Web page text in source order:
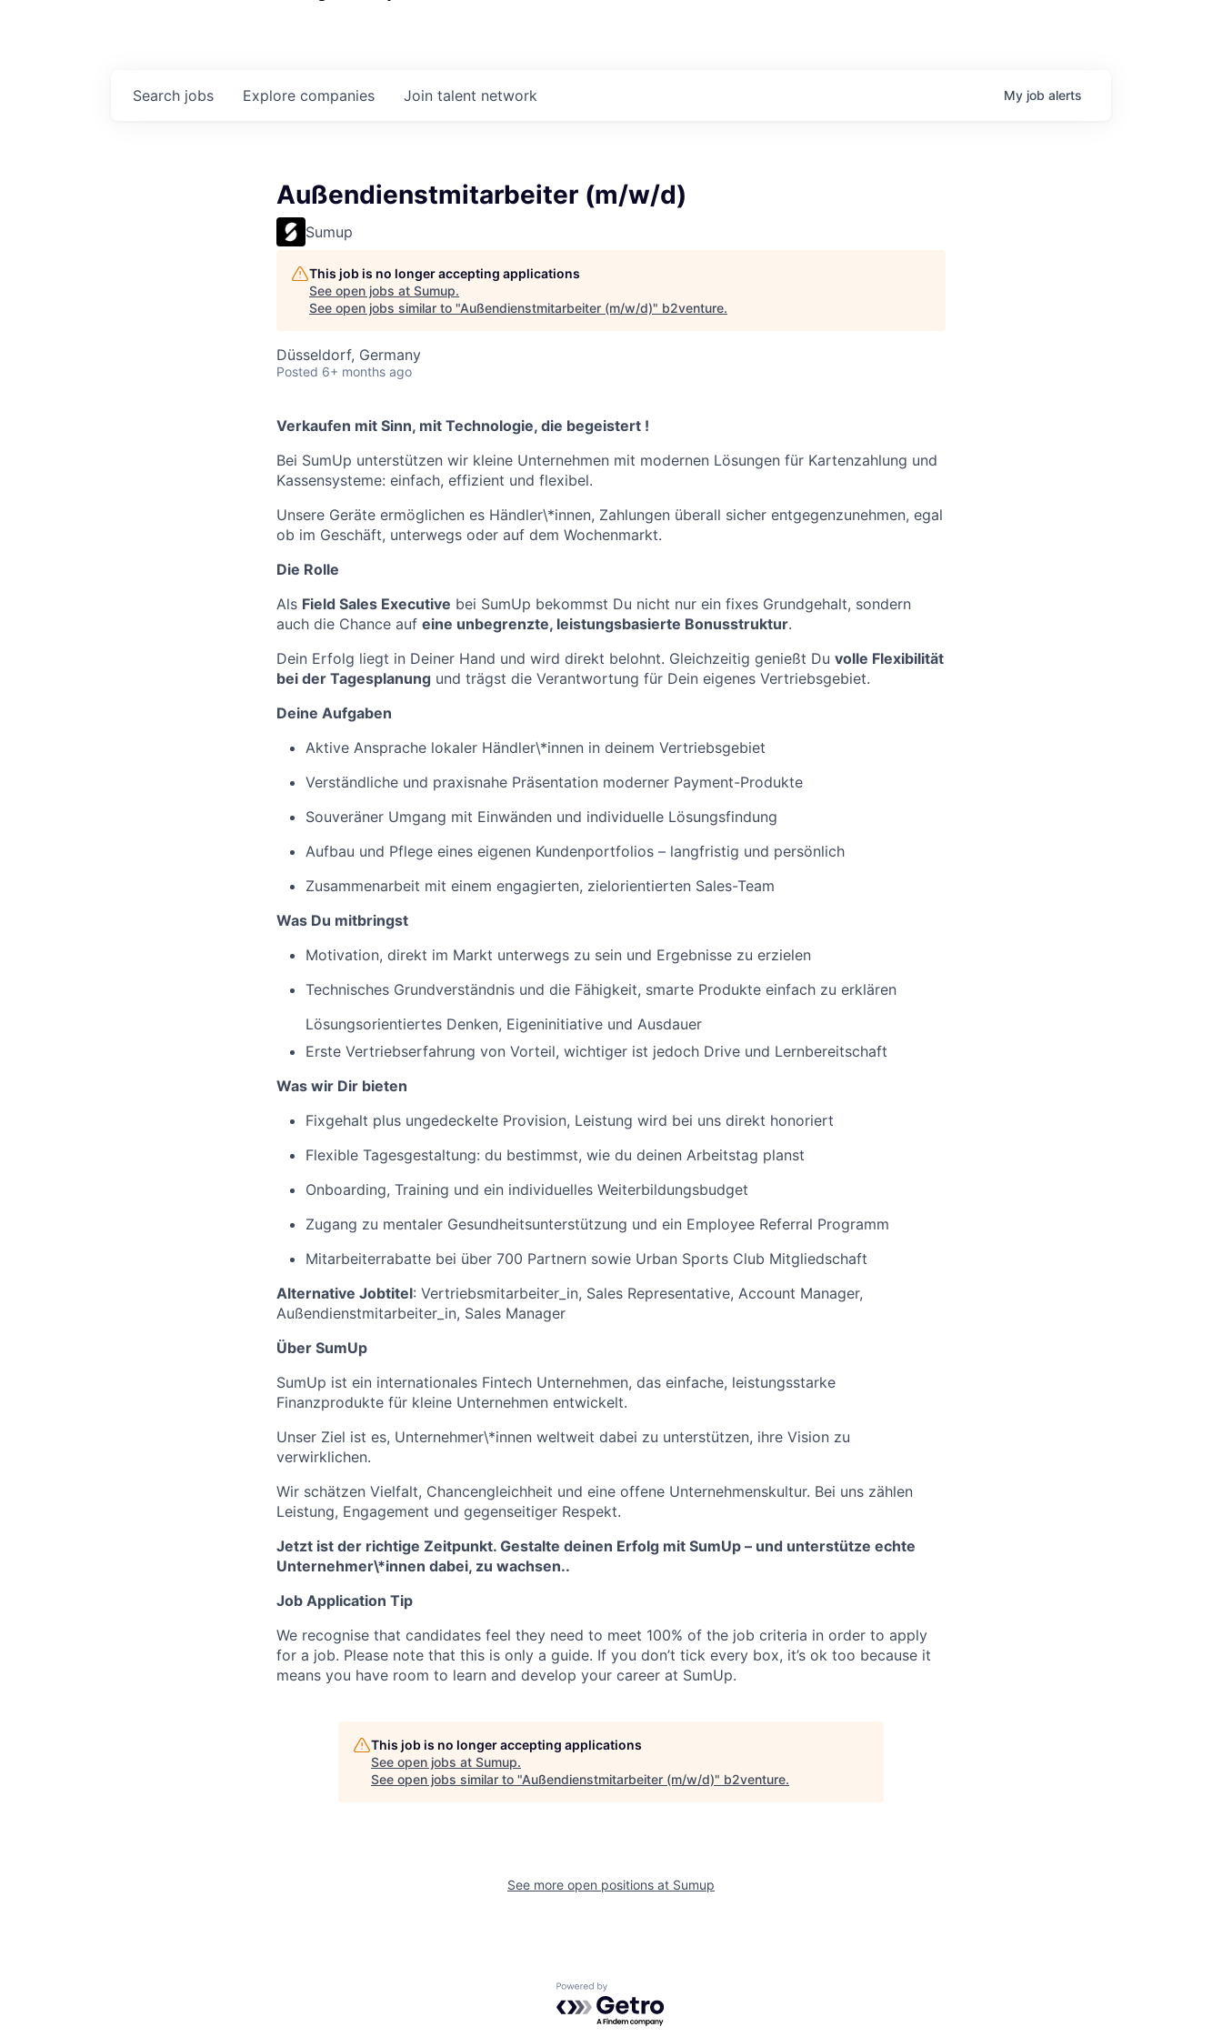
Search jobs Explore companies Join talent network My job alerts
Außendienstmitarbeiter (m/w/d)
Sumup
This job is no longer accepting applications
See open jobs at Sumup.
See open jobs similar to "Außendienstmitarbeiter (m/w/d)" b2venture.
Düsseldorf, Germany
Posted 6+ months ago
Verkaufen mit Sinn, mit Technologie, die begeistert !
Bei SumUp unterstützen wir kleine Unternehmen mit modernen Lösungen für Kartenzahlung und
Kassensysteme: einfach, effizient und flexibel.
Unsere Geräte ermöglichen es Händler\*innen, Zahlungen überall sicher entgegenzunehmen, egal
ob im Geschäft, unterwegs oder auf dem Wochenmarkt.
Die Rolle
Als Field Sales Executive bei SumUp bekommst Du nicht nur ein fixes Grundgehalt, sondern
auch die Chance auf eine unbegrenzte, leistungsbasierte Bonusstruktur.
Dein Erfolg liegt in Deiner Hand und wird direkt belohnt. Gleichzeitig genießt Du volle Flexibilität
bei der Tagesplanung und trägst die Verantwortung für Dein eigenes Vertriebsgebiet.
Deine Aufgaben
Aktive Ansprache lokaler Händler\*innen in deinem Vertriebsgebiet
Verständliche und praxisnahe Präsentation moderner Payment-Produkte
Souveräner Umgang mit Einwänden und individuelle Lösungsfindung
Aufbau und Pflege eines eigenen Kundenportfolios – langfristig und persönlich
Zusammenarbeit mit einem engagierten, zielorientierten Sales-Team
Was Du mitbringst
Motivation, direkt im Markt unterwegs zu sein und Ergebnisse zu erzielen
Technisches Grundverständnis und die Fähigkeit, smarte Produkte einfach zu erklären
Lösungsorientiertes Denken, Eigeninitiative und Ausdauer
Erste Vertriebserfahrung von Vorteil, wichtiger ist jedoch Drive und Lernbereitschaft
Was wir Dir bieten
Fixgehalt plus ungedeckelte Provision, Leistung wird bei uns direkt honoriert
Flexible Tagesgestaltung: du bestimmst, wie du deinen Arbeitstag planst
Onboarding, Training und ein individuelles Weiterbildungsbudget
Zugang zu mentaler Gesundheitsunterstützung und ein Employee Referral Programm
Mitarbeiterrabatte bei über 700 Partnern sowie Urban Sports Club Mitgliedschaft
Alternative Jobtitel: Vertriebsmitarbeiter_in, Sales Representative, Account Manager,
Außendienstmitarbeiter_in, Sales Manager
Über SumUp
SumUp ist ein internationales Fintech Unternehmen, das einfache, leistungsstarke
Finanzprodukte für kleine Unternehmen entwickelt.
Unser Ziel ist es, Unternehmer\*innen weltweit dabei zu unterstützen, ihre Vision zu
verwirklichen.
Wir schätzen Vielfalt, Chancengleichheit und eine offene Unternehmenskultur. Bei uns zählen
Leistung, Engagement und gegenseitiger Respekt.
Jetzt ist der richtige Zeitpunkt. Gestalte deinen Erfolg mit SumUp – und unterstütze echte
Unternehmer\*innen dabei, zu wachsen..
Job Application Tip
We recognise that candidates feel they need to meet 100% of the job criteria in order to apply
for a job. Please note that this is only a guide. If you don’t tick every box, it’s ok too because it
means you have room to learn and develop your career at SumUp.
This job is no longer accepting applications
See open jobs at Sumup.
See open jobs similar to "Außendienstmitarbeiter (m/w/d)" b2venture.
See more open positions at Sumup
Powered by Getro.com